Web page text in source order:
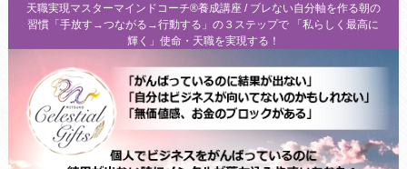
天職実現マスターマインドコーチ®養成講座 / ブレない自分軸を作る朝の
習慣「手放す→つながる→行動する」の３ステップで 「私らしく最高に
輝く」使命・天職を実現する！